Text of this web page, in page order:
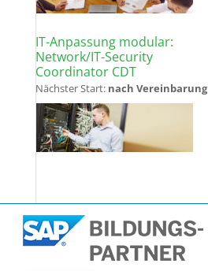
IT-Anpassung modular:
Network/IT-Security
Coordinator CDT
Nächster Start: nach Vereinbarung